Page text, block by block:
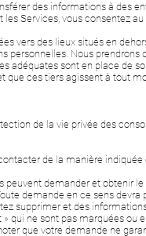
des informations à des
Services, vous consentez
vers des lieux situés en
Nous prendrons
adéquates sont en place de
que ces tiers agissent à tout
de la vie privée des
de la manière indiquée
demander et obtenir
demande en ce sens
supprimer et des
qui ne sont pas marquées ou
que votre demande ne